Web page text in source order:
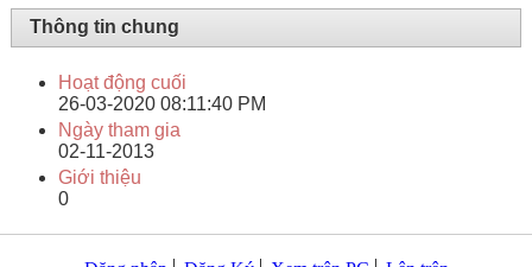
Thông tin chung
Hoạt động cuối
26-03-2020 08:11:40 PM
Ngày tham gia
02-11-2013
Giới thiệu
0